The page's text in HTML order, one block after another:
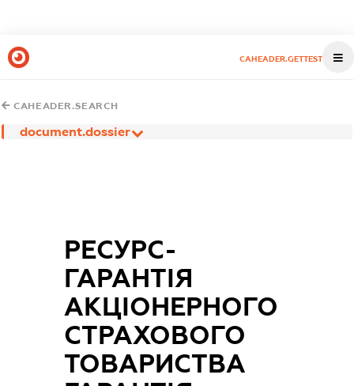
CAHEADER.GETTEST
CAHEADER.SEARCH
document.dossier
РЕСУРС-
ГАРАНТІЯ
АКЦІОНЕРНОГО
СТРАХОВОГО
ТОВАРИСТВА